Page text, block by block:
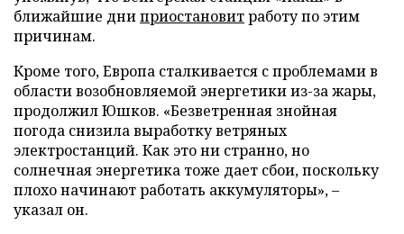
ближайшие дниприостановитработу по этим
причинам.
Кроме того, Европа сталкивается с проблемами в
области возобновляемой энергетики из-за жары,
продолжил Юшков. «Безветренная знойная
погода снизила выработку ветряных
электростанций. Как это ни странно, но
солнечная энергетика тоже дает сбои, поскольку
плохо начинают работать аккумуляторы», –
указал он.